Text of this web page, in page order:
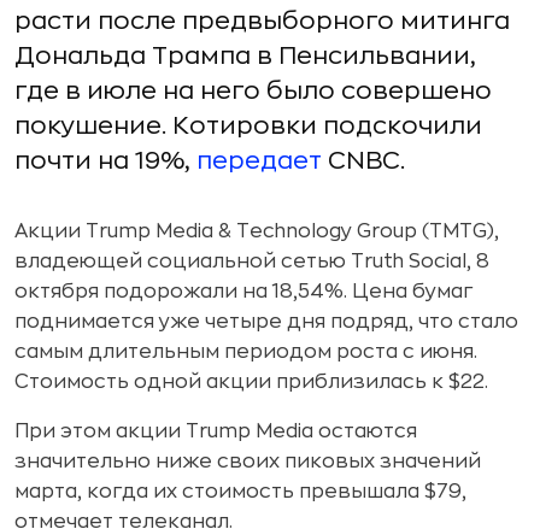
расти после предвыборного митинга
Дональда Трампа в Пенсильвании,
где в июле на него было совершено
покушение. Котировки подскочили
почти на 19%, передает CNBC.
Акции Trump Media & Technology Group (TMTG),
владеющей социальной сетью Truth Social, 8
октября подорожали на 18,54%. Цена бумаг
поднимается уже четыре дня подряд, что стало
самым длительным периодом роста с июня.
Стоимость одной акции приблизилась к $22.
При этом акции Trump Media остаются
значительно ниже своих пиковых значений
марта, когда их стоимость превышала $79,
отмечает телеканал.